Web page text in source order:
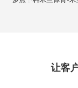
让客